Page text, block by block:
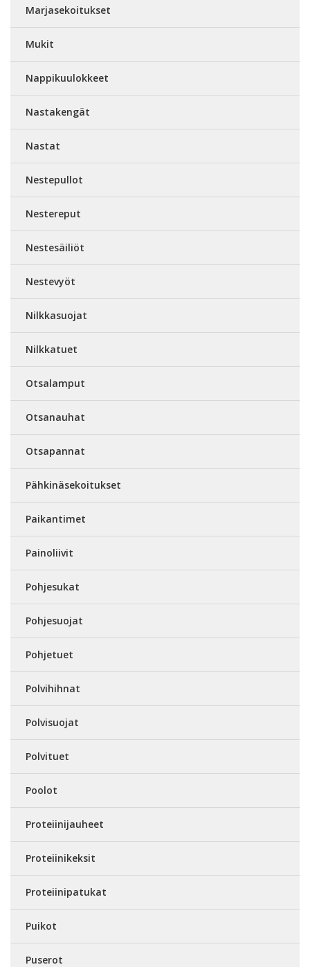
Marjasekoitukset
Mukit
Nappikuulokkeet
Nastakengät
Nastat
Nestepullot
Nestereput
Nestesäiliöt
Nestevyöt
Nilkkasuojat
Nilkkatuet
Otsalamput
Otsanauhat
Otsapannat
Pähkinäsekoitukset
Paikantimet
Painoliivit
Pohjesukat
Pohjesuojat
Pohjetuet
Polvihihnat
Polvisuojat
Polvituet
Poolot
Proteiinijauheet
Proteiinikeksit
Proteiinipatukat
Puikot
Puserot